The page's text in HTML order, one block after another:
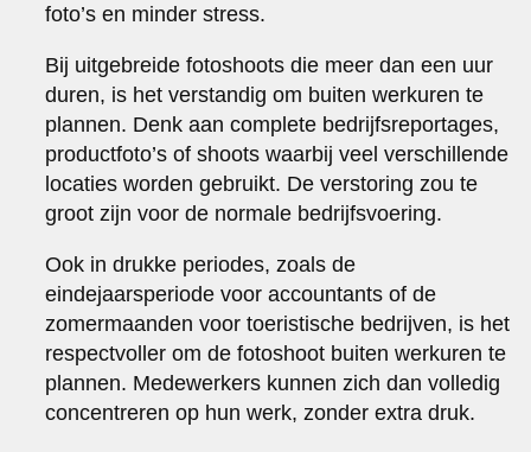
foto’s en minder stress.
Bij uitgebreide fotoshoots die meer dan een uur
duren, is het verstandig om buiten werkuren te
plannen. Denk aan complete bedrijfsreportages,
productfoto’s of shoots waarbij veel verschillende
locaties worden gebruikt. De verstoring zou te
groot zijn voor de normale bedrijfsvoering.
Ook in drukke periodes, zoals de
eindejaarsperiode voor accountants of de
zomermaanden voor toeristische bedrijven, is het
respectvoller om de fotoshoot buiten werkuren te
plannen. Medewerkers kunnen zich dan volledig
concentreren op hun werk, zonder extra druk.